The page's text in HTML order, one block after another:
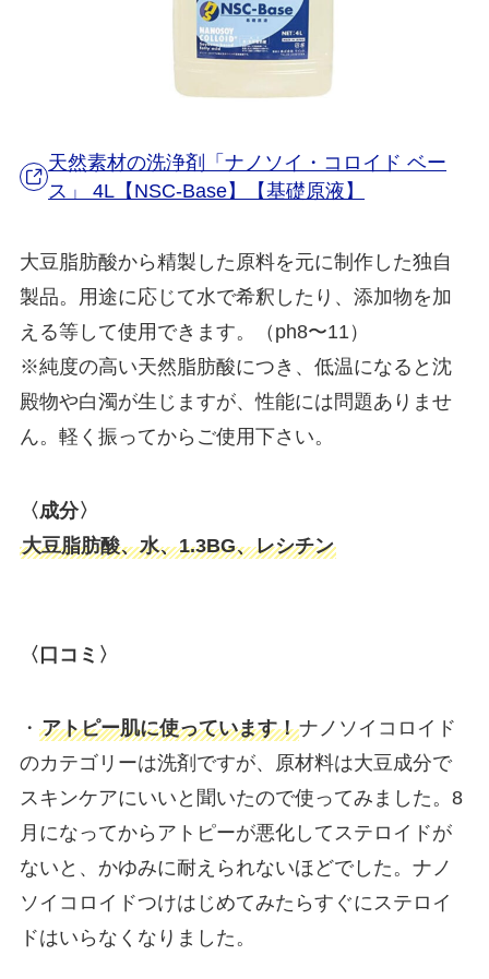
天然素材の洗浄剤「ナノソイ・コロイド ベー
ス」 4L【NSC-Base】【基礎原液】
大豆脂肪酸から精製した原料を元に制作した独自
製品。用途に応じて水で希釈したり、添加物を加
える等して使用できます。（ph8〜11）
※純度の高い天然脂肪酸につき、低温になると沈
殿物や白濁が生じますが、性能には問題ありませ
ん。軽く振ってからご使用下さい。
〈成分〉
大豆脂肪酸、水、1.3BG、レシチン
〈口コミ〉
・ アトピー肌に使っています！ナノソイコロイド
のカテゴリーは洗剤ですが、原材料は大豆成分で
スキンケアにいいと聞いたので使ってみました。8
月になってからアトピーが悪化してステロイドが
ないと、かゆみに耐えられないほどでした。ナノ
ソイコロイドつけはじめてみたらすぐにステロイ
ドはいらなくなりました。